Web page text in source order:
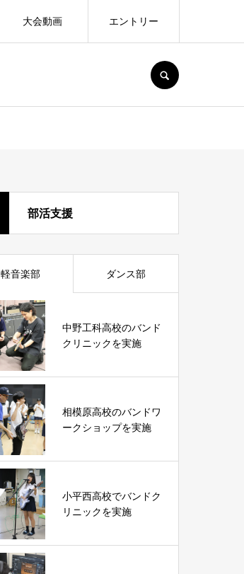
大会動画 エントリー
部活支援
軽音楽部 ダンス部
中野工科高校のバンド
クリニックを実施
相模原高校のバンドワ
ークショップを実施
小平西高校でバンドク
リニックを実施